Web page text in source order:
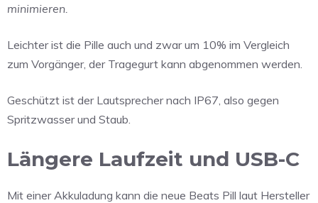
minimieren.
Leichter ist die Pille auch und zwar um 10% im Vergleich
zum Vorgänger, der Tragegurt kann abgenommen werden.
Geschützt ist der Lautsprecher nach IP67, also gegen
Spritzwasser und Staub.
Längere Laufzeit und USB-C
Mit einer Akkuladung kann die neue Beats Pill laut Hersteller